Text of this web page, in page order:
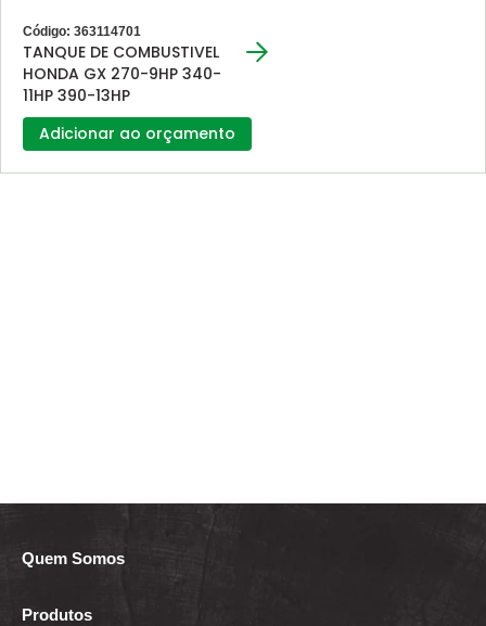
Código: 363114701
TANQUE DE COMBUSTIVEL
HONDA GX 270-9HP 340-
11HP 390-13HP
Adicionar ao orçamento
Quem Somos
Produtos